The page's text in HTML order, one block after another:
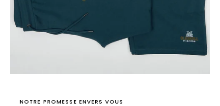
NOTRE PROMESSE ENVERS VOUS